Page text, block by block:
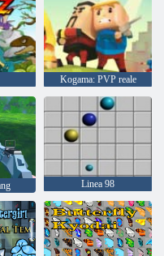
Kogama: PVP reale
Linea 98